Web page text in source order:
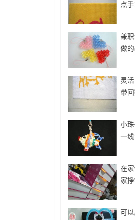
点
兼
做
灵
带
小
一
在
家
可